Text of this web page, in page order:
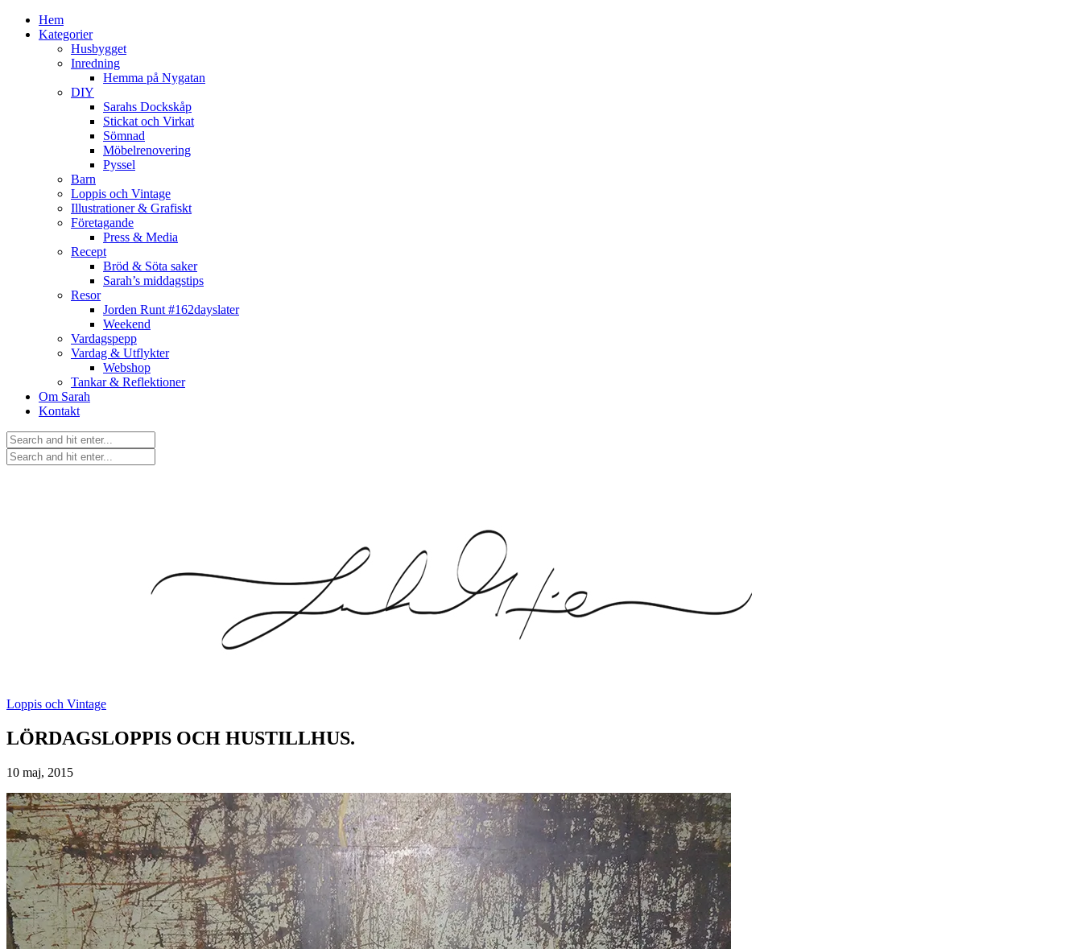
Hem
Kategorier
Husbygget
Inredning
Hemma på Nygatan
DIY
Sarahs Dockskåp
Stickat och Virkat
Sömnad
Möbelrenovering
Pyssel
Barn
Loppis och Vintage
Illustrationer & Grafiskt
Företagande
Press & Media
Recept
Bröd & Söta saker
Sarah’s middagstips
Resor
Jorden Runt #162dayslater
Weekend
Vardagspepp
Vardag & Utflykter
Webshop
Tankar & Reflektioner
Om Sarah
Kontakt
Loppis och Vintage
LÖRDAGSLOPPIS OCH HUSTILLHUS.
10 maj, 2015